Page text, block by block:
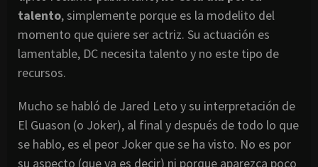
talento, simplemente porque es la modelito del
momento que quiere ser actriz. Su actuación es
lamentable, DC necesita talento y no este tipo de
recursos.
Mucho se habló de Jared Leto y su interpretación de
El Guason (o Joker), al final y después de todo lo que
se hablo, es el peor Joker que se ha visto. No es por
su aspecto (que ya es decir) ni porque aparezca poco